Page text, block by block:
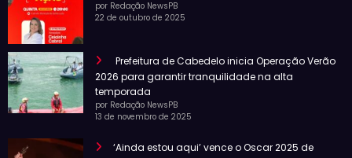
por Redação NewsPB
22 de outubro de 2025
Prefeitura de Cabedelo inicia Operação Verão
2026 para garantir tranquilidade na alta
temporada
por Redação NewsPB
13 de novembro de 2025
‘Ainda estou aqui’ vence o Oscar 2025 de